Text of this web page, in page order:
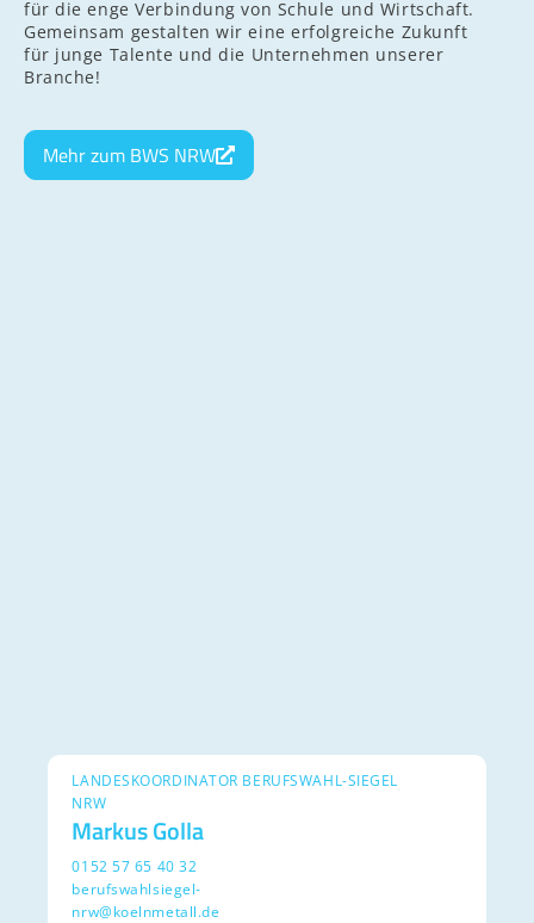
für die enge Verbindung von Schule und Wirtschaft.
Gemeinsam gestalten wir eine erfolgreiche Zukunft
für junge Talente und die Unternehmen unserer
Branche!
Mehr zum BWS NRW
LANDESKOORDINATOR BERUFSWAHL-SIEGEL
NRW
Markus Golla
0152 57 65 40 32
berufswahlsiegel-
nrw@koelnmetall.de